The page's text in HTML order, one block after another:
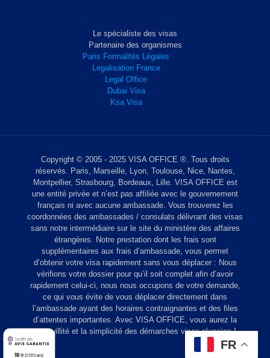
Le spécialiste des visas
Partenaire des organismes
Paris Formalités Légales
Legalisation France
Legal Office
Dubai Visa
Ksa Visa
Copyright © 2005 - 2025 VISA OFFICE ®. Tous droits
réservés. Paris, Marseille, Lyon, Toulouse, Nice, Nantes,
Montpellier, Strasbourg, Bordeaux, Lille. VISA OFFICE est
une entité privée et n’est pas affiliée avec le gouvernement
français ni avec aucune ambassade. Vous trouverez les
coordonnées des ambassades / consulats délivrant des visas
sans notre intermédiaire sur le site du ministère des affaires
étrangères. Notre prestation dont les frais sont
supplémentaires aux frais d’ambassade, vous permet
d’obtenir votre visa rapidement sans vous déplacer : Nous
vérifions votre dossier pour qu’il soit complet afin d’avoir
rapidement celui-ci, nous nous occupons de votre demande,
ce qui vous évite de vous déplacer directement dans
l’ambassade ayant des horaires contraignantes et des files
d’attentes importantes. Avec VISA OFFICE, vous aurez la
tranquillité et la simplicité des démarches visas réussies !
FR
10/10 (21513 avis)